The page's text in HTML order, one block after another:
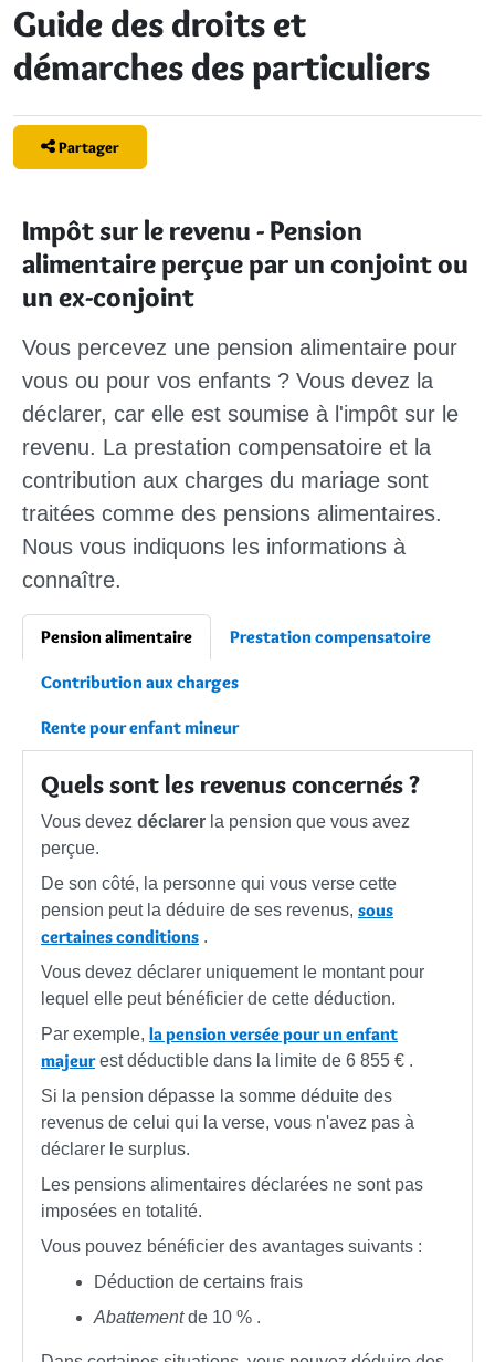
Guide des droits et
démarches des particuliers
Partager
Impôt sur le revenu - Pension
alimentaire perçue par un conjoint ou
un ex-conjoint
Vous percevez une pension alimentaire pour
vous ou pour vos enfants ? Vous devez la
déclarer, car elle est soumise à l'impôt sur le
revenu. La prestation compensatoire et la
contribution aux charges du mariage sont
traitées comme des pensions alimentaires.
Nous vous indiquons les informations à
connaître.
Pension alimentaire Prestation compensatoire
Contribution aux charges
Rente pour enfant mineur
Quels sont les revenus concernés ?
Vous devez déclarer la pension que vous avez
perçue.
De son côté, la personne qui vous verse cette
pension peut la déduire de ses revenus, sous
certaines conditions .
Vous devez déclarer uniquement le montant pour
lequel elle peut bénéficier de cette déduction.
Par exemple, la pension versée pour un enfant
majeur est déductible dans la limite de 6 855 € .
Si la pension dépasse la somme déduite des
revenus de celui qui la verse, vous n'avez pas à
déclarer le surplus.
Les pensions alimentaires déclarées ne sont pas
imposées en totalité.
Vous pouvez bénéficier des avantages suivants :
Déduction de certains frais
Abattement de 10 % .